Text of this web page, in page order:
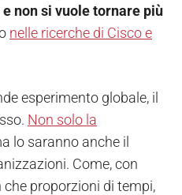
non si vuole tornare più
nelle ricerche di Cisco e
esperimento globale, il
Non solo la
lo saranno anche il
Come, con
proporzioni di tempi,